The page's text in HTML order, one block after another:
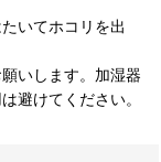
いてホコリを出
いします。加湿器
避けてください。